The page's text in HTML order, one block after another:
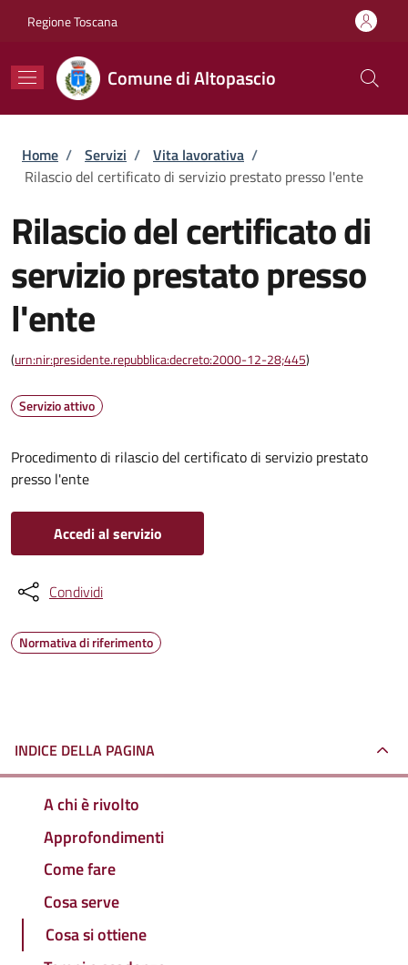
Regione Toscana
Comune di Altopascio
Briciole di pane
Home / Servizi / Vita lavorativa /
Rilascio del certificato di servizio prestato presso l'ente
Rilascio del certificato di
servizio prestato presso
l'ente
(urn:nir:presidente.repubblica:decreto:2000-12-28;445)
Servizio attivo
Procedimento di rilascio del certificato di servizio prestato
presso l'ente
Accedi al servizio
Condividi
Normativa di riferimento
INDICE DELLA PAGINA
A chi è rivolto
Approfondimenti
Come fare
Cosa serve
Cosa si ottiene